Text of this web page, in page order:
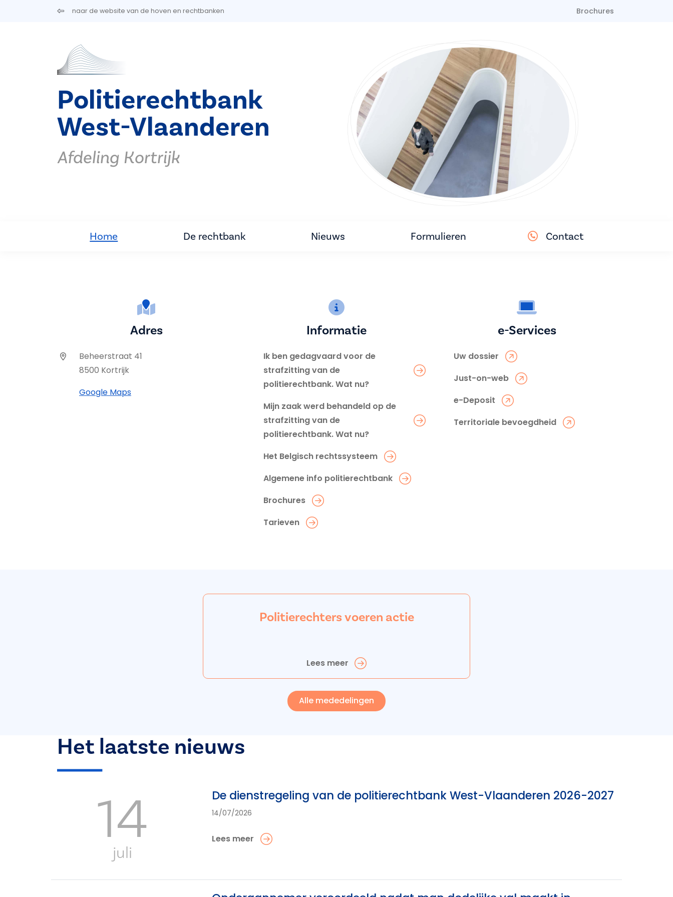
Overslaan en naar de inhoud gaannaar de website van de hoven en rechtbanken Brochures
Politierechtbank
West-Vlaanderen
Afdeling Kortrijk
Home De rechtbank Nieuws Formulieren Contact
Adres
Beheerstraat 41
8500 Kortrijk
Google Maps
Informatie
Ik ben gedagvaard voor de
strafzitting van de
politierechtbank. Wat nu?
Mijn zaak werd behandeld op de
strafzitting van de
politierechtbank. Wat nu?
Het Belgisch rechtssysteem
Algemene info politierechtbank
Brochures
Tarieven
e-Services
Uw dossier
Just-on-web
e-Deposit
Territoriale bevoegdheid
Politierechters voeren actie
Lees meer
Alle mededelingen
Het laatste nieuws
14
juli
De dienstregeling van de politierechtbank West-Vlaanderen 2026-2027
14/07/2026
Lees meer